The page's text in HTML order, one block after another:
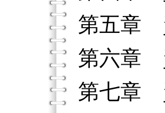
第五章
第六章
第七章